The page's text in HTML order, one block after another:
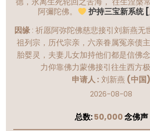
阿彌陀佛。
护持三宝新系统
因缘: 祈愿阿弥陀佛慈悲接引刘新燕无
祖列宗，历代宗亲，六亲眷属冤亲债
胎婴灵，夫妻儿女加持他们都是信佛
力仰靠佛力蒙佛接引往生西方极
申请人 : 刘新燕 (中国)
2026-08-08
总数:50,000念佛声